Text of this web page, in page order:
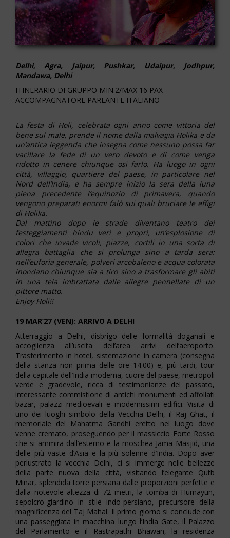
Delhi, Agra, Jaipur, Pushkar, Udaipur, Jodhpur,
Mandawa, Delhi
ITINERARIO DI GRUPPO MIN.2/MAX 16 PAX
ACCOMPAGNATORE PARLANTE ITALIANO
La festa di Holi, celebrata ogni anno come vittoria del
bene sul male, prende il nome dalla malvagia Holika e da
un’antica leggenda che insegna come nessuno possa far
vacillare la fede di un vero devoto e di come venga
ridotto in cenere chiunque osi farlo. Ha luogo in ogni
città, villaggio, quartiere del paese, in particolare nel
Nord dell’India, e ha sempre inizio la sera della luna
piena precedente l’equinozio di primavera, quando
vengono preparati enormi falò sui quali bruciare le effigi
di Holika.
Dal mattino dopo le strade diventano teatro dei
festeggiamenti hindu veri e propri, un’esplosione di
colori che invade vicoli, piazze, cortili in una sorta di
allegra battaglia che si prolunga sino a tarda sera:
nell’euforia generale, polveri arcobaleno e acqua colorata
inondano chiunque sia a tiro sino a trasformare gli abiti
in una tela imbrattata dalle allegre pennellate di un
pittore matto.
Enjoy Holi!!
19 MAR’27 (VEN): ARRIVO A DELHI
Atterraggio a Delhi, disbrigo delle formalità doganali e
accoglienza all’uscita dell’area arrivi dell’aeroporto.
Trasferimento in hotel, sistemazione in camera (consegna
della stanza non prima delle ore 14.00) e, più tardi, tour
della capitale dell’India moderna, cuore del paese, metropoli
verde e gradevole, ricca di testimonianze del passato,
interessante commistione di antichi monumenti ed affollati
bazar, palazzi medioevali e modernissimi edifici. Visita di
uno dei luoghi simbolo della Vecchia Delhi, il Raj Ghat, il
memoriale del Mahatma Gandhi eretto nel luogo dove
venne cremato, proseguendo per il massiccio Forte Rosso
che si ammira dall’esterno e la moschea Jama Masjid, una
delle più vaste d’Asia e la più solenne d’India. Dopo aver
perlustrato la vecchia Delhi, ci si immerge nelle bellezze
della parte nuova della città, visitando l’elegante Qutb
Minar, splendida torre persiana dalle proporzioni perfette e
dalla notevole altezza di 72 metri, la tomba di Humayun,
sepolcro-giardino in stile indo-persiano, precursore della
magnificenza del Taj Mahal. Il primo giorno si conclude con
una passeggiata in macchina lungo l’India Gate, il Palazzo
del Parlamento e il Rastrapathi Bhawan, la residenza